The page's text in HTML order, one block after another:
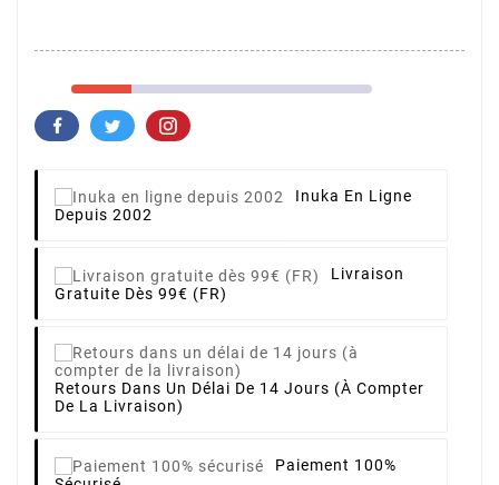
Inuka En Ligne
Depuis 2002
Livraison
Gratuite Dès 99€ (FR)
Retours Dans Un Délai De 14 Jours (à Compter
De La Livraison)
Paiement 100%